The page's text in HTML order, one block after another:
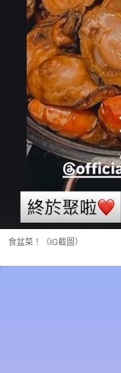
食盆菜！（IG截圖）